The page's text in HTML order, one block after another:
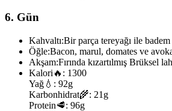
6. Gün
Kahvaltı:Bir parça tereyağı ile
Öğle:Bacon, marul, domates ve
Akşam:Fırında kızartılmış Brüksel
Kalori 🔥: 1300
Yağ 💧: 92g
Karbonhidrat🌾: 21g
Protein🥩: 96g